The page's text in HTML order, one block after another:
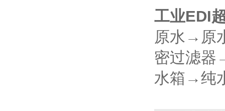
工业EDI
原水→原
密过滤
水箱→纯